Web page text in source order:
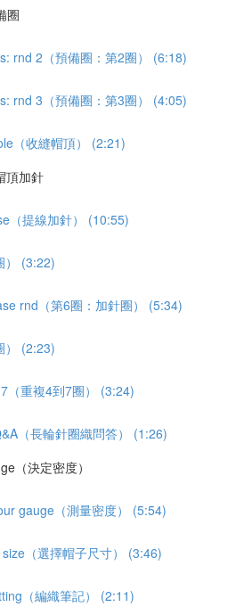
圈
rnd 2（預備圈：第2圈） (6:18)
rnd 3（預備圈：第3圈） (4:05)
（收縫帽頂） (2:21)
頂加針
（提線加針） (10:55)
） (3:22)
rnd（第6圈：加針圈） (5:34)
） (2:23)
（重複4到7圈） (3:24)
（長輪針圈織問答） (1:26)
（決定密度）
gauge（測量密度） (5:54)
（選擇帽子尺寸） (3:46)
（編織筆記） (2:11)